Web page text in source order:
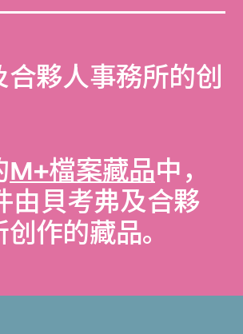
合夥人事務所的创
M+檔案藏品中，
由貝考弗及合夥
作的藏品。